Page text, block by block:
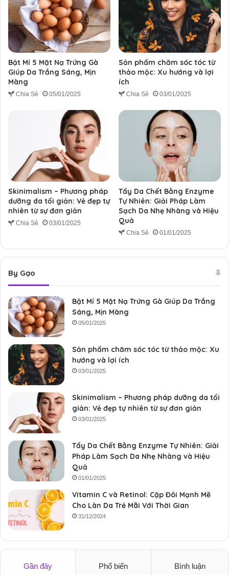
Bật Mí 5 Mặt Nạ Trứng Gà
Giúp Da Trắng Sáng, Mịn
Màng
Chia Sẻ 05/01/2025
Sản phẩm chăm sóc tóc từ
thảo mộc: Xu hướng và lợi
ích
Chia Sẻ 03/01/2025
Skinimalism – Phương pháp
dưỡng da tối giản: Vẻ đẹp tự
nhiên từ sự đơn giản
Chia Sẻ 03/01/2025
Tẩy Da Chết Bằng Enzyme
Tự Nhiên: Giải Pháp Làm
Sạch Da Nhẹ Nhàng và Hiệu
Quả
Chia Sẻ 01/01/2025
By Gạo
Bật Mí 5 Mặt Nạ Trứng Gà Giúp Da Trắng
Sáng, Mịn Màng
05/01/2025
Sản phẩm chăm sóc tóc từ thảo mộc: Xu
hướng và lợi ích
03/01/2025
Skinimalism – Phương pháp dưỡng da tối
giản: Vẻ đẹp tự nhiên từ sự đơn giản
03/01/2025
Tẩy Da Chết Bằng Enzyme Tự Nhiên: Giải
Pháp Làm Sạch Da Nhẹ Nhàng và Hiệu
Quả
01/01/2025
Vitamin C và Retinol: Cặp Đôi Mạnh Mẽ
Cho Làn Da Trẻ Mãi Với Thời Gian
31/12/2024
Gần đây Phổ biến Bình luận